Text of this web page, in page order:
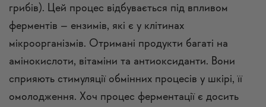
грибів). Цей процес відбувається під впливом
ферментів – ензимів, які є у клітинах
мікроорганізмів. Отримані продукти багаті на
амінокислоти, вітаміни та антиоксиданти. Вони
сприяють стимуляції обмінних процесів у шкірі, її
омолодження. Хоч процес ферментації є досить